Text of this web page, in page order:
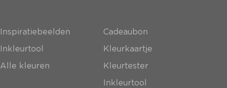
Inspiratiebeelden
Inkleurtool
Alle kleuren
Cadeaubon
Kleurkaartje
Kleurtester
Inkleurtool